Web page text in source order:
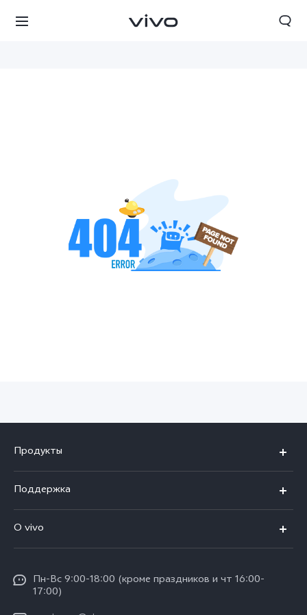
Продукты
V30e 5G
V29 5G
Y100 4G
Поддержка
Funtouch OS
Сервисные центры
IMEI аутентификация
О vivo
Пресс-центр
Юридическая информация
Пн-Вс 9:00-18:00 (кроме праздников и чт 16:00-
17:00)